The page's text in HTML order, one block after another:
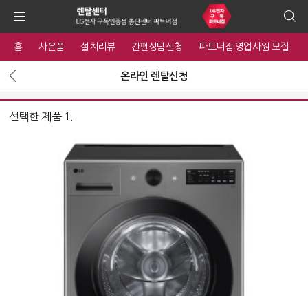
홈 사은품 설치리뷰 간편상담신청 파트너점·영업사원 모집
온라인 렌탈신청
선택한 제품 1.